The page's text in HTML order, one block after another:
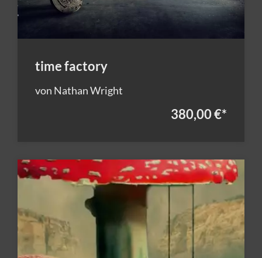
time factory
von Nathan Wright
380,00 €*